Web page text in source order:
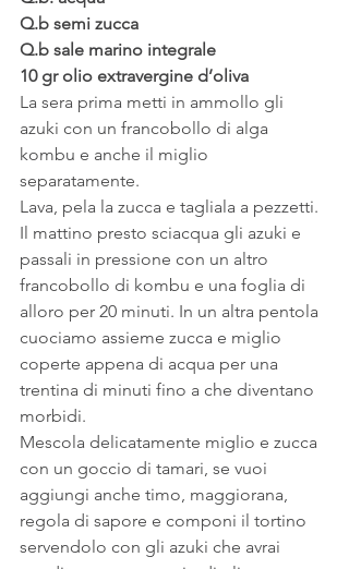
Q.b semi zucca
Q.b sale marino integrale
10 gr olio extravergine d’oliva
La sera prima metti in ammollo gli
azuki con un francobollo di alga
kombu e anche il miglio
separatamente.
Lava, pela la zucca e tagliala a pezzetti.
Il mattino presto sciacqua gli azuki e
passali in pressione con un altro
francobollo di kombu e una foglia di
alloro per 20 minuti. In un altra pentola
cuociamo assieme zucca e miglio
coperte appena di acqua per una
trentina di minuti fino a che diventano
morbidi.
Mescola delicatamente miglio e zucca
con un goccio di tamari, se vuoi
aggiungi anche timo, maggiorana,
regola di sapore e componi il tortino
servendolo con gli azuki che avrai